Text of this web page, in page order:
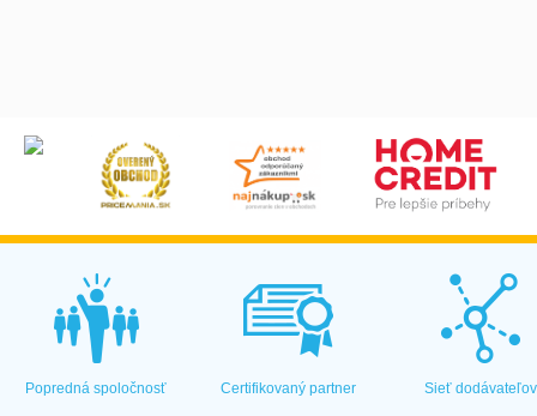
Popredná spoločnosť Certifikovaný partner Sieť dodávateľov